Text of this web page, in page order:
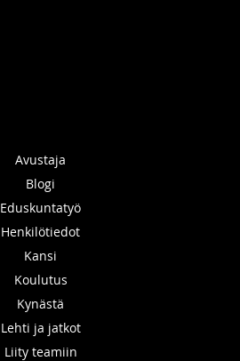
Avustaja
Blogi
Eduskuntatyö
Henkilötiedot
Kansi
Koulutus
Kynästä
Lehti ja jatkot
Liity teamiin